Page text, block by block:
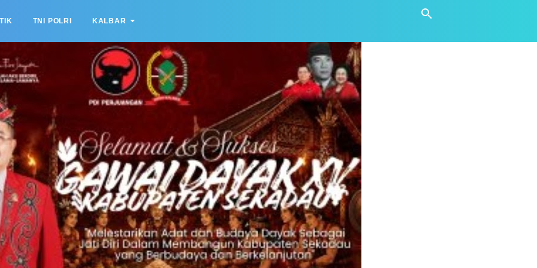
TNI POLRI KALBAR